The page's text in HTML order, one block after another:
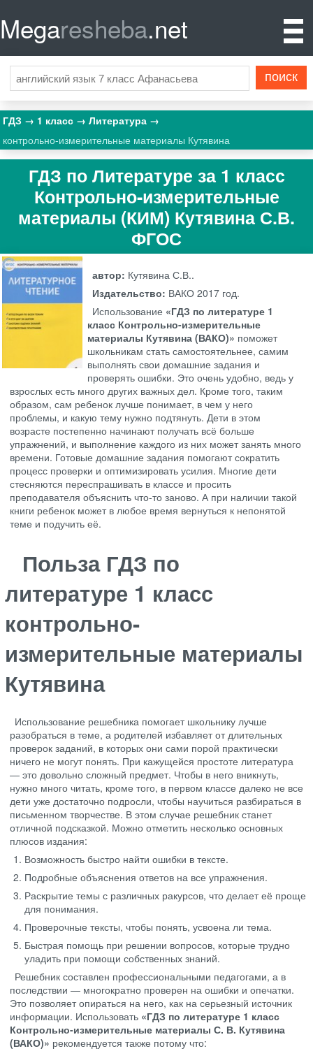
Megaresheba.net
ГДЗ 1 класс
Литература
контрольно-измерительные материалы Кутявина
ГДЗ по Литературе за 1 класс
Контрольно-измерительные
материалы (КИМ) Кутявина С.В.
ФГОС
автор: Кутявина С.В..
Издательство: ВАКО 2017 год.
Использование «ГДЗ по литературе 1
класс Контрольно-измерительные
материалы Кутявина (ВАКО)» поможет
школьникам стать самостоятельнее, самим
выполнять свои домашние задания и
проверять ошибки. Это очень удобно, ведь у
взрослых есть много других важных дел. Кроме того, таким
образом, сам ребенок лучше понимает, в чем у него
проблемы, и какую тему нужно подтянуть. Дети в этом
возрасте постепенно начинают получать всё больше
упражнений, и выполнение каждого из них может занять много
времени. Готовые домашние задания помогают сократить
процесс проверки и оптимизировать усилия. Многие дети
стесняются переспрашивать в классе и просить
преподавателя объяснить что-то заново. А при наличии такой
книги ребенок может в любое время вернуться к непонятой
теме и подучить её.
Польза ГДЗ по
литературе 1 класс
контрольно-
измерительные материалы
Кутявина
Использование решебника помогает школьнику лучше
разобраться в теме, а родителей избавляет от длительных
проверок заданий, в которых они сами порой практически
ничего не могут понять. При кажущейся простоте литература
— это довольно сложный предмет. Чтобы в него вникнуть,
нужно много читать, кроме того, в первом классе далеко не все
дети уже достаточно подросли, чтобы научиться разбираться в
письменном творчестве. В этом случае решебник станет
отличной подсказкой. Можно отметить несколько основных
плюсов издания:
Возможность быстро найти ошибки в тексте.
Подробные объяснения ответов на все упражнения.
Раскрытие темы с различных ракурсов, что делает её проще
для понимания.
Проверочные тексты, чтобы понять, усвоена ли тема.
Быстрая помощь при решении вопросов, которые трудно
уладить при помощи собственных знаний.
Решебник составлен профессиональными педагогами, а в
последствии — многократно проверен на ошибки и опечатки.
Это позволяет опираться на него, как на серьезный источник
информации. Использовать «ГДЗ по литературе 1 класс
Контрольно-измерительные материалы С. В. Кутявина
(ВАКО)» рекомендуется также потому что: